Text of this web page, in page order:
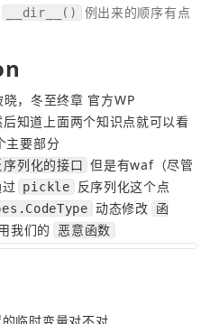
__dir__()
例出来的顺序有点
，冬至终章 官方WP
后知道上面两个知识点就可以看
主要部分
列化的接口 但是有waf（尽管
pickle
反序列化这个点
动态修改
函
我们的 恶意函数
临时变量对不对